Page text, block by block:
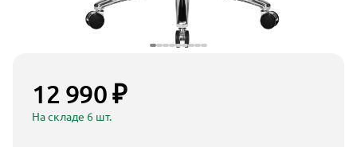
12 990 ₽
На складе 6 шт.